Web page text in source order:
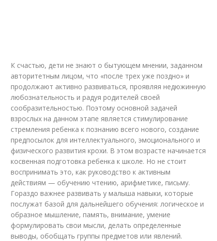
К счастью, дети не знают о бытующем мнении, заданном
авторитетным лицом, что «после трех уже поздно» и
продолжают активно развиваться, проявляя недюжинную
любознательность и радуя родителей своей
сообразительностью. Поэтому основной задачей
взрослых на данном этапе является стимулирование
стремления ребенка к познанию всего нового, создание
предпосылок для интеллектуального, эмоционального и
физического развития крохи. В этом возрасте начинается
косвенная подготовка ребенка к школе. Но не стоит
воспринимать это, как руководство к активным
действиям — обучению чтению, арифметике, письму.
Гораздо важнее развивать у малыша навыки, которые
послужат базой для дальнейшего обучения: логическое и
образное мышление, память, внимание, умение
формулировать свои мысли, делать определенные
выводы, обобщать группы предметов или явлений.